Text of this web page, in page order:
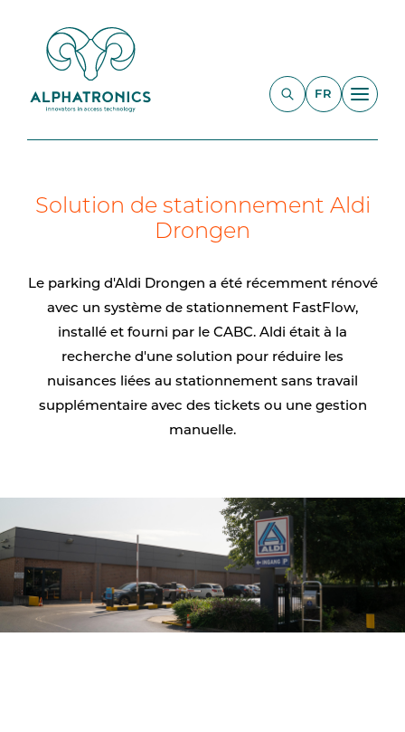
FR
Solution de stationnement Aldi
Drongen
Le parking d'Aldi Drongen a été récemment rénové
avec un système de stationnement FastFlow,
installé et fourni par le CABC. Aldi était à la
recherche d'une solution pour réduire les
nuisances liées au stationnement sans travail
supplémentaire avec des tickets ou une gestion
manuelle.